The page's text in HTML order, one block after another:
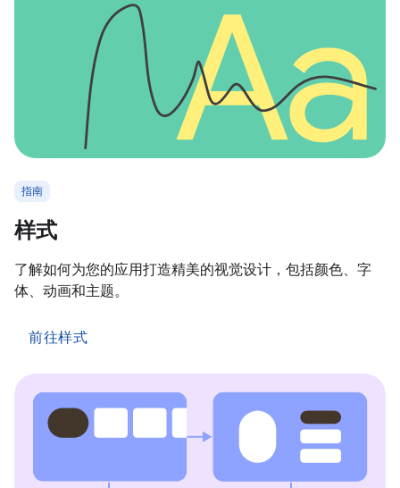
指南
样式
了解如何为您的应用打造精美的视觉设计，包括颜色、字
体、动画和主题。
前往样式